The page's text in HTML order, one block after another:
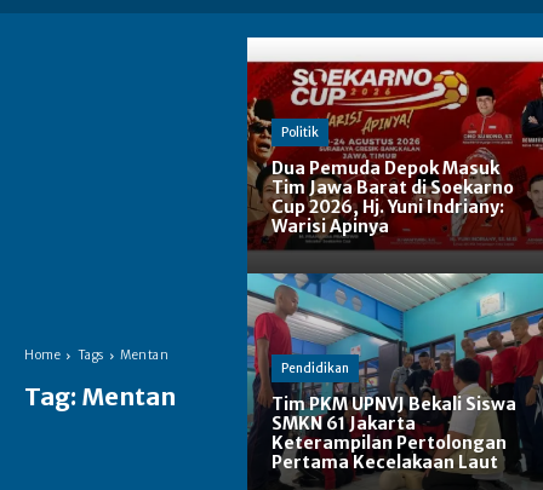
Home Tags Mentan
Tag: Mentan
Politik
Dua Pemuda Depok Masuk
Tim Jawa Barat di Soekarno
Cup 2026, Hj. Yuni Indriany:
Warisi Apinya
Pendidikan
Tim PKM UPNVJ Bekali Siswa
SMKN 61 Jakarta
Keterampilan Pertolongan
Pertama Kecelakaan Laut